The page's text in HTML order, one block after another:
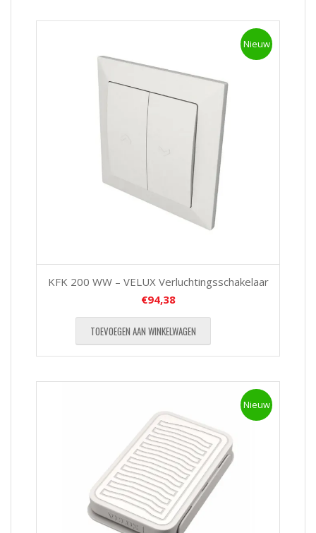
Nieuw
KFK 200 WW – VELUX Verluchtingsschakelaar
€94,38
TOEVOEGEN AAN WINKELWAGEN
Nieuw